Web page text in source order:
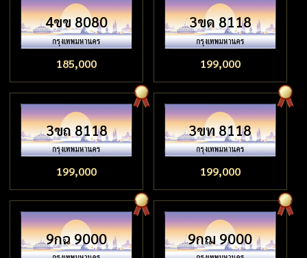
4ขข 8080
185,000
3ขด 8118
199,000
3ขถ 8118
199,000
3ขท 8118
199,000
9กฉ 9000 9กฌ 9000